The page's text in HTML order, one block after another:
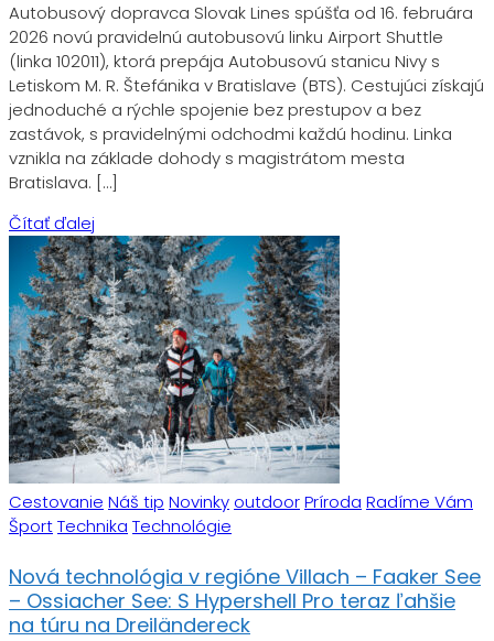
Autobusový dopravca Slovak Lines spúšťa od 16. februára
2026 novú pravidelnú autobusovú linku Airport Shuttle
(linka 102011), ktorá prepája Autobusovú stanicu Nivy s
Letiskom M. R. Štefánika v Bratislave (BTS). Cestujúci získajú
jednoduché a rýchle spojenie bez prestupov a bez
zastávok, s pravidelnými odchodmi každú hodinu. Linka
vznikla na základe dohody s magistrátom mesta
Bratislava. […]
Čítať ďalej
Cestovanie Náš tip Novinky outdoorPríroda Radíme Vám
ŠportTechnika Technológie
Nová technológia v regióne Villach – Faaker See
– Ossiacher See: S Hypershell Pro teraz ľahšie
na túru na Dreiländereck